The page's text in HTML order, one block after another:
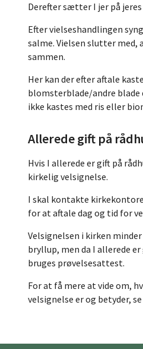
Derefter sætter I jer på jeres
Efter vielseshandlingen
salme. Vielsen slutter med,
sammen.
Her kan der efter aftale
blomsterblade/andre blade
ikke kastes med ris eller
Allerede gift på
Hvis I allerede er gift på
kirkelig velsignelse.
I skal kontakte
for at aftale dag og tid for
Velsignelsen i kirken
bryllup, men da I allerede
bruges prøvelsesattest.
For at få mere at vide om,
velsignelse er og betyder, se